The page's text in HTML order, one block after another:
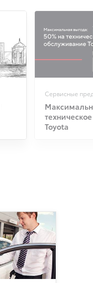
Сервисные
Toyota